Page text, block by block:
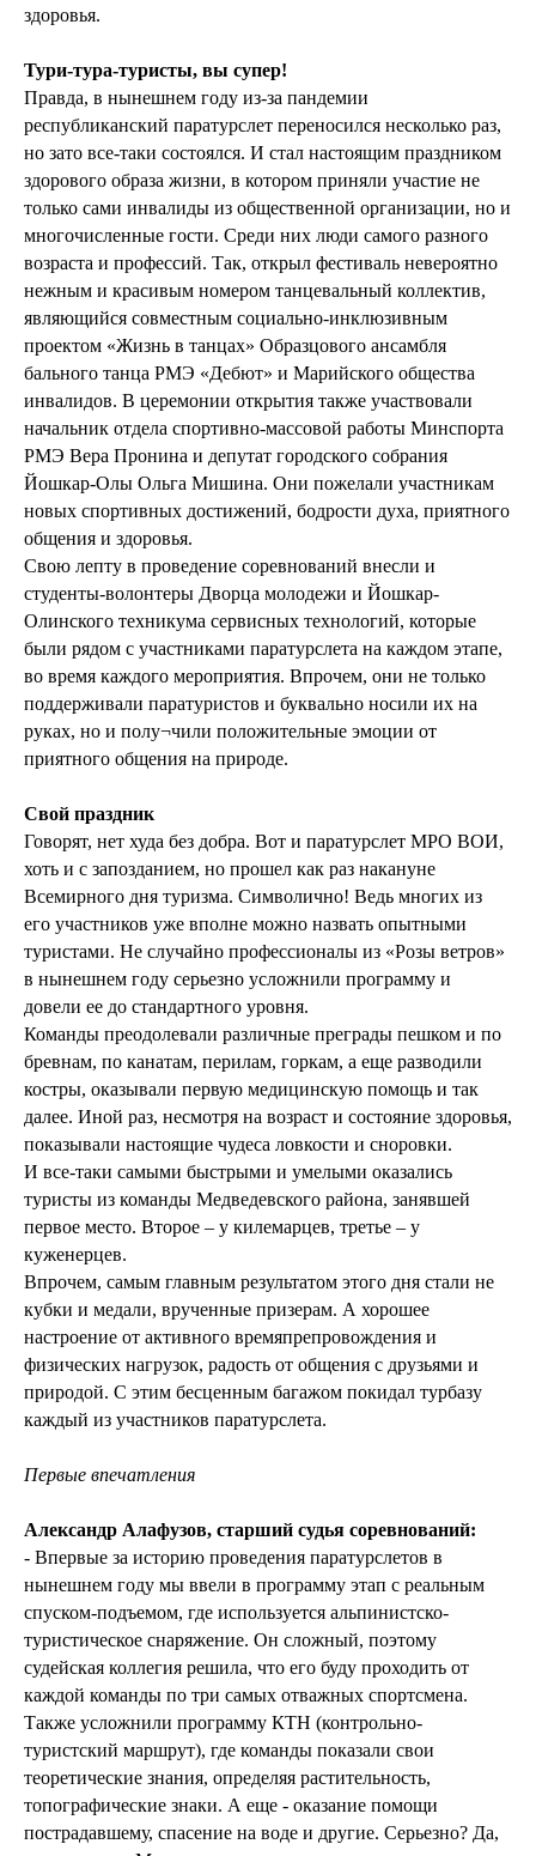
здоровья.
Тури-тура-туристы, вы супер!
Правда, в нынешнем году из-за пандемии
республиканский паратурслет переносился несколько раз,
но зато все-таки состоялся. И стал настоящим праздником
здорового образа жизни, в котором приняли участие не
только сами инвалиды из общественной организации, но и
многочисленные гости. Среди них люди самого разного
возраста и профессий. Так, открыл фестиваль невероятно
нежным и красивым номером танцевальный коллектив,
являющийся совместным социально-инклюзивным
проектом «Жизнь в танцах» Образцового ансамбля
бального танца РМЭ «Дебют» и Марийского общества
инвалидов. В церемонии открытия также участвовали
начальник отдела спортивно-массовой работы Минспорта
РМЭ Вера Пронина и депутат городского собрания
Йошкар-Олы Ольга Мишина. Они пожелали участникам
новых спортивных достижений, бодрости духа, приятного
общения и здоровья.
Свою лепту в проведение соревнований внесли и
студенты-волонтеры Дворца молодежи и Йошкар-
Олинского техникума сервисных технологий, которые
были рядом с участниками паратурслета на каждом этапе,
во время каждого мероприятия. Впрочем, они не только
поддерживали паратуристов и буквально носили их на
руках, но и полу¬чили положительные эмоции от
приятного общения на природе.
Свой праздник
Говорят, нет худа без добра. Вот и паратурслет МРО ВОИ,
хоть и с запозданием, но прошел как раз накануне
Всемирного дня туризма. Символично! Ведь многих из
его участников уже вполне можно назвать опытными
туристами. Не случайно профессионалы из «Розы ветров»
в нынешнем году серьезно усложнили программу и
довели ее до стандартного уровня.
Команды преодолевали различные преграды пешком и по
бревнам, по канатам, перилам, горкам, а еще разводили
костры, оказывали первую медицинскую помощь и так
далее. Иной раз, несмотря на возраст и состояние здоровья,
показывали настоящие чудеса ловкости и сноровки.
И все-таки самыми быстрыми и умелыми оказались
туристы из команды Медведевского района, занявшей
первое место. Второе – у килемарцев, третье – у
куженерцев.
Впрочем, самым главным результатом этого дня стали не
кубки и медали, врученные призерам. А хорошее
настроение от активного времяпрепровождения и
физических нагрузок, радость от общения с друзьями и
природой. С этим бесценным багажом покидал турбазу
каждый из участников паратурслета.
Первые впечатления
Александр Алафузов, старший судья соревнований:
- Впервые за историю проведения паратурслетов в
нынешнем году мы ввели в программу этап с реальным
спуском-подъемом, где используется альпинистско-
туристическое снаряжение. Он сложный, поэтому
судейская коллегия решила, что его буду проходить от
каждой команды по три самых отважных спортсмена.
Также усложнили программу КТН (контрольно-
туристский маршрут), где команды показали свои
теоретические знания, определяя растительность,
топографические знаки. А еще - оказание помощи
пострадавшему, спасение на воде и другие. Серьезно? Да,